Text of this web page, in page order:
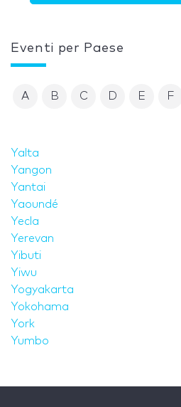
Eventi per Paese
A B C D E F
Yalta
Yangon
Yantai
Yaoundé
Yecla
Yerevan
Yibuti
Yiwu
Yogyakarta
Yokohama
York
Yumbo